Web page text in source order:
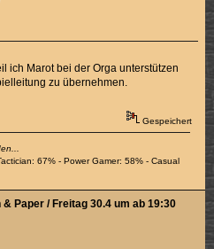
ich Marot bei der Orga unterstützen
zu übernehmen.
Gespeichert
67% - Power Gamer: 58% - Casual
Paper / Freitag 30.4 um ab 19:30